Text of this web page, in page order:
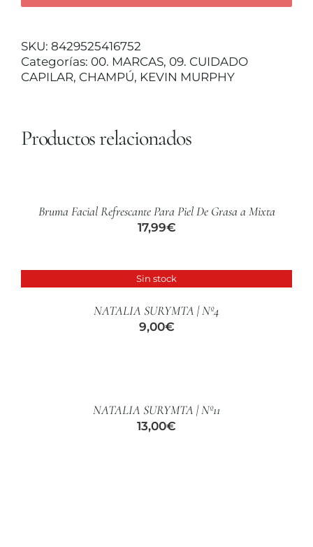
MURPHY
SKU: 8429525416752
Categorías: 00. MARCAS, 09. CUIDADO
CAPILAR, CHAMPÚ, KEVIN MURPHY
Productos relacionados
AÑADIR
DETALLES
Bruma Facial Refrescante Para Piel De Grasa a Mixta
17,99€
Sin stock
NATALIA SURYMTA | Nº4
9,00€
NATALIA SURYMTA | Nº11
13,00€